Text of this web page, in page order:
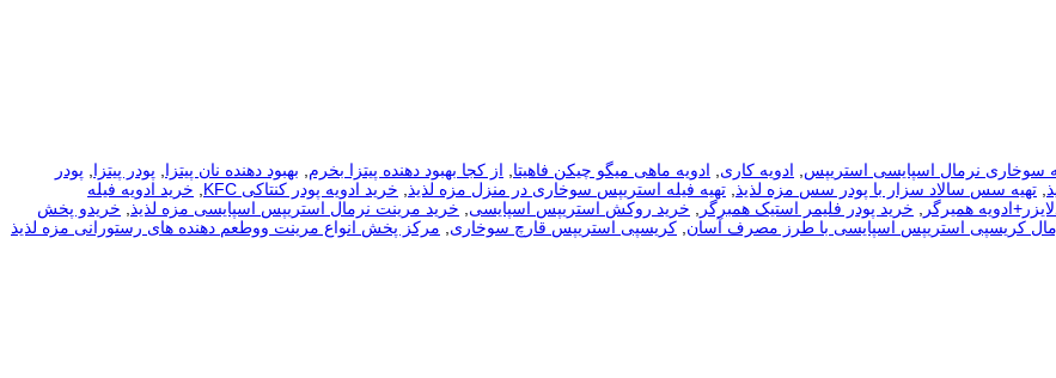
سوخاری نرمال اسپایسی استریپس, ادویه کاری, ادویه ماهی میگو چیکن فاهیتا, از کجا بهبود دهنده پیتزا بخرم, بهبود دهنده نان پیتزا, پودر پیتزا, پودر
, تهیه سس سالاد سزار با پودر سس مزه لذیذ, تهیه فیله استریپس سوخاری در منزل مزه لذیذ, خرید ادویه پودر کنتاکی KFC , خرید ادویه فیله
همیرگر , خرید پودر فلیمر استیک همبرگر , خرید روکش استریپس اسپایسی, خرید مرینت نرمال استریپس اسپایسی مزه لذیذ, خریدو پخش
کریسپی استریپس اسپایسی با طرز مصرف آسان, کریسپی استريپس قارچ سوخاری, مرکز پخش انواع مرینت ووطعم دهنده های رستورانی مزه لذیذ